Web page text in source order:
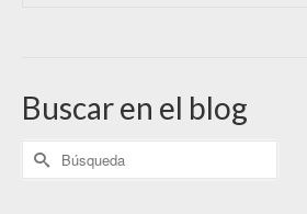
Buscar en el blog